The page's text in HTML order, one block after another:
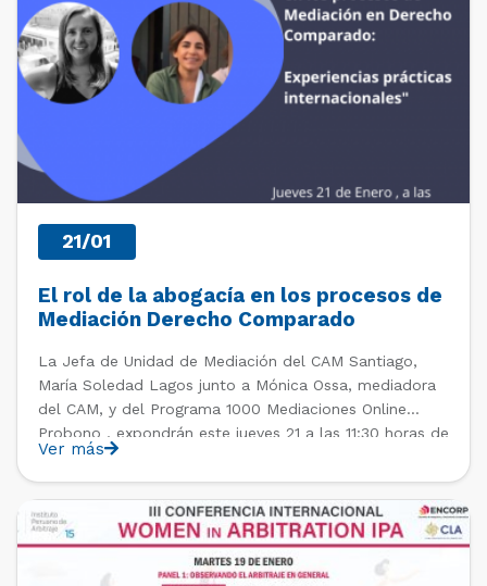
21/01
El rol de la abogacía en los procesos de
Mediación Derecho Comparado
La Jefa de Unidad de Mediación del CAM Santiago,
María Soledad Lagos junto a Mónica Ossa, mediadora
del CAM, y del Programa 1000 Mediaciones Online
Probono , expondrán este jueves 21 a las 11:30 horas de
Chile, en las II Jornadas Europeas de Mediación
Agenda 2030, donde expondrán sobre “ […]
Ver más
PAST EVENTS